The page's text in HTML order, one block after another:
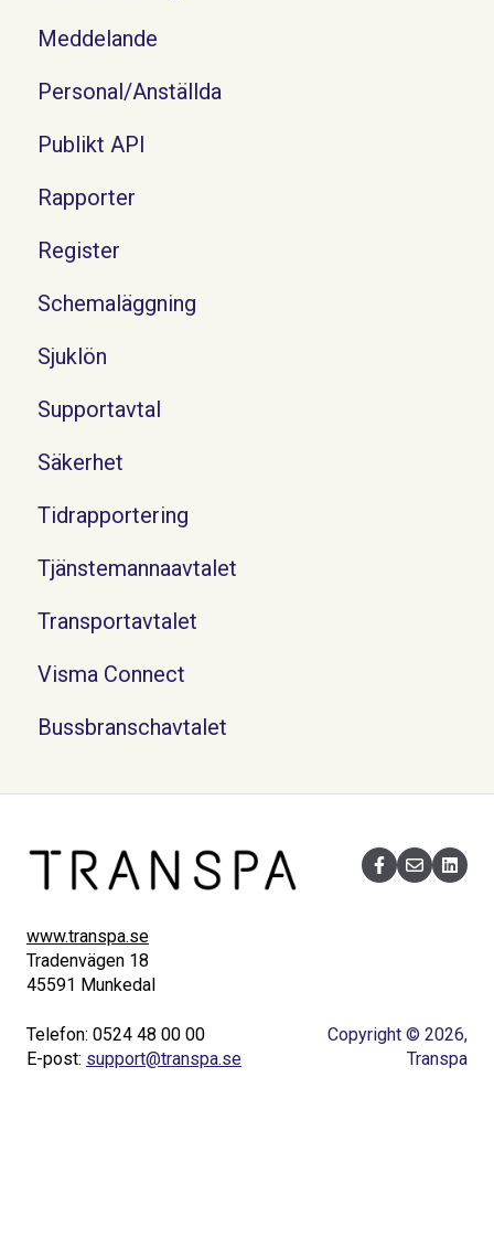
Meddelande
Personal/Anställda
Publikt API
Rapporter
Register
Schemaläggning
Sjuklön
Supportavtal
Säkerhet
Tidrapportering
Tjänstemannaavtalet
Transportavtalet
Visma Connect
Bussbranschavtalet
www.transpa.se
Tradenvägen 18
45591 Munkedal
Telefon: 0524 48 00 00
E-post: support@transpa.se
Copyright © 2026,
Transpa